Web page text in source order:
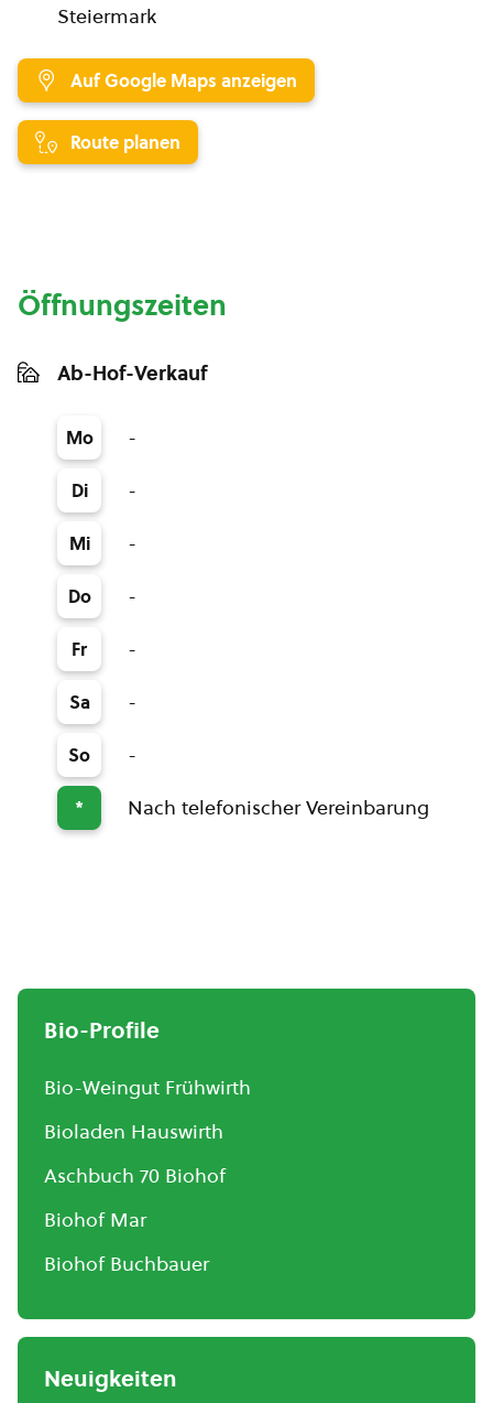
Steiermark
Auf Google Maps anzeigen
Route planen
Öffnungszeiten
Ab-Hof-Verkauf
Mo -
Di -
Mi -
Do -
Fr -
Sa -
So -
* Nach telefonischer Vereinbarung
Bio-Profile
Bio-Weingut Frühwirth
Bioladen Hauswirth
Aschbuch 70 Biohof
Biohof Mar
Biohof Buchbauer
Neuigkeiten